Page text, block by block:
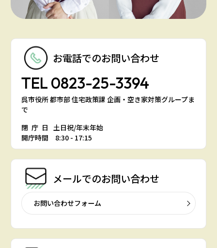
お電話でのお問い合わせ
TEL 0823-25-3394
呉市役所 都市部 住宅政策課 企画・空き家対策グループま
で
閉庁日 土日祝/年末年始
開庁時間 8:30 - 17:15
メールでのお問い合わせ
お問い合わせフォーム